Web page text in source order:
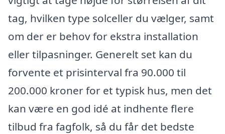
tag, hvilken type solceller du vælger, samt
om der er behov for ekstra installation
eller tilpasninger. Generelt set kan du
forvente et prisinterval fra 90.000 til
200.000 kroner for et typisk hus, men det
kan være en god idé at indhente flere
tilbud fra fagfolk, så du får det bedste